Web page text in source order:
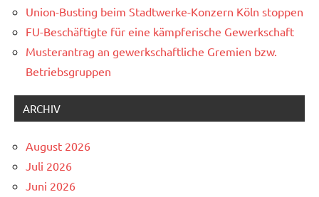
Union-Busting beim Stadtwerke-Konzern Köln stoppen
FU-Beschäftigte für eine kämpferische Gewerkschaft
Musterantrag an gewerkschaftliche Gremien bzw.
Betriebsgruppen
ARCHIV
August 2026
Juli 2026
Juni 2026